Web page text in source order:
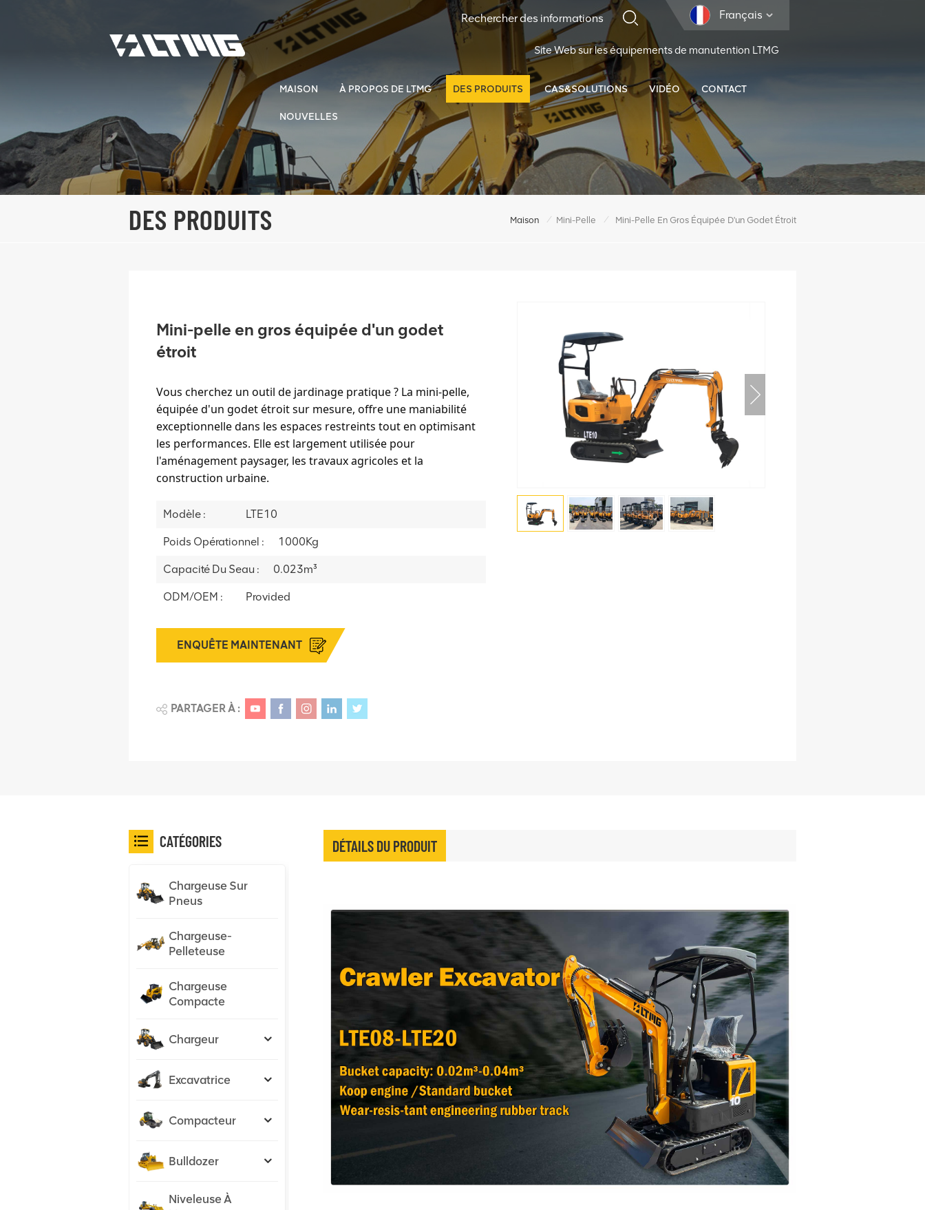
Français
Site Web sur les équipements de manutention LTMG
MAISON À PROPOS DE LTMG DES PRODUITS CAS&SOLUTIONS VIDÉO CONTACT
NOUVELLES
DES PRODUITS Maison / Mini-Pelle / Mini-Pelle En Gros Équipée D'un Godet Étroit
Mini-pelle en gros équipée d'un godet
étroit
Vous cherchez un outil de jardinage pratique ? La mini-pelle,
équipée d'un godet étroit sur mesure, offre une maniabilité
exceptionnelle dans les espaces restreints tout en optimisant
les performances. Elle est largement utilisée pour
l'aménagement paysager, les travaux agricoles et la
construction urbaine.
Modèle : LTE10
Poids Opérationnel : 1000Kg
Capacité Du Seau : 0.023m³
ODM/OEM : Provided
ENQUÊTE MAINTENANT
PARTAGER À :
DÉTAILS DU PRODUIT
CATÉGORIES
Chargeuse Sur
Pneus
Chargeuse-
Pelleteuse
Chargeuse
Compacte
Chargeur
Excavatrice
Compacteur
Bulldozer
Niveleuse À